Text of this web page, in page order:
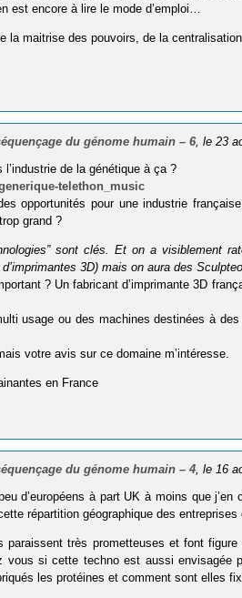
est encore à lire le mode d’emploi…
la maitrise des pouvoirs, de la
du génome humain – 6, le 23
de la génétique à ça ?
telethon_music
opportunités pour une industrie
grand ?
sont clés. Et on a visi­ble­ment
3D) mais on aura des
? Un fabricant d’imprimante 3D
usage ou des machines destinées à
votre avis sur ce domaine m’intéresse.
en France
du génome humain – 4, le 16
d’européens à part UK à moins que
répartition géographique des entreprises
très prometteuses et font
vous si cette techno est aussi envisagée
les protéines et comment sont elles